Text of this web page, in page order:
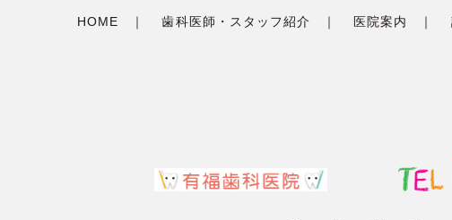
HOME 歯科医師・スタッフ紹介 医院案内